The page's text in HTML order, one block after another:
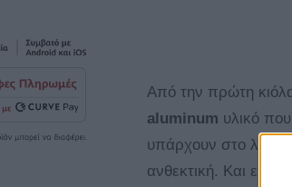
Από την πρώτη
aluminum υλικό
υπάρχουν στο
ανθεκτική. Και